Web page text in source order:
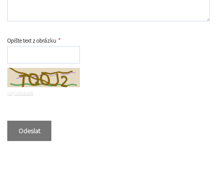
Opište text z obrázku *
jiný obrázek